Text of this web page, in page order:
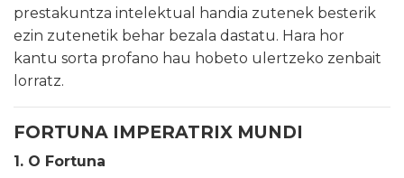
prestakuntza intelektual handia zutenek besterik
ezin zutenetik behar bezala dastatu. Hara hor
kantu sorta profano hau hobeto ulertzeko zenbait
lorratz.
FORTUNA IMPERATRIX MUNDI
1. O Fortuna